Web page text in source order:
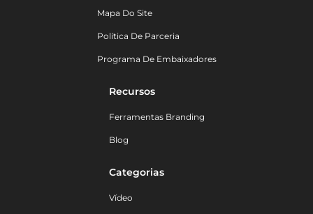
Mapa Do Site
Política De Parceria
Programa De Embaixadores
Recursos
Ferramentas Branding
Blog
Categorias
Vídeo